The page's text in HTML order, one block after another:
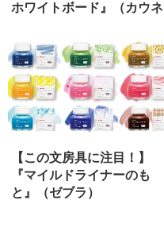
ホワイトボード』（カウネ
【この文房具に注目！】
『マイルドライナーのも
と』（ゼブラ）